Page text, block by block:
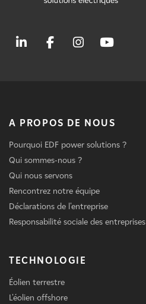
A PROPOS DE NOUS
Pourquoi EDF power solutions ?
Qui sommes-nous ?
Qui nous servons
Rencontrez notre équipe
Déclarations de l'entreprise
Responsabilité sociale des entreprises
TECHNOLOGIE
Éolien terrestre
L'éolien offshore